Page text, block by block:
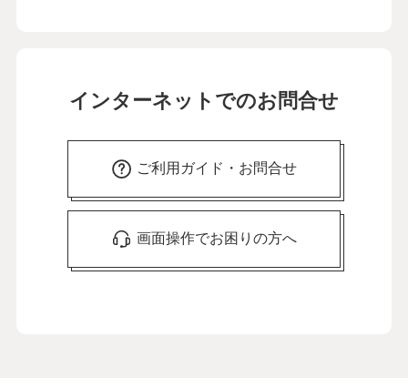
インターネットでのお問合せ
ご利用ガイド・お問合せ
画面操作でお困りの方へ